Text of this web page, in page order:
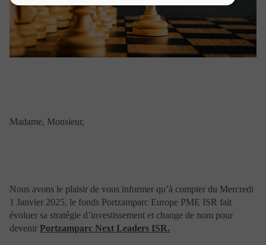
D’UTILISATION
Toutes les informations disponibles sur le site ont un
Nature de l’information disponible sur le
souscription de services ou de produits, notamment
services d’investissement, une sollicitation assimilable à
une opération de démarchage au sens de l’article L.
341-1 et suivants du Code monétaire et financier, une
offre d’achat ou de vente d’instruments financiers ou de
Madame, Monsieur,
Nous avons le plaisir de vous informer qu’à compter du Mercredi
1 Janvier 2025, le fonds Portzamparc Europe PME ISR fait
évoluer sa stratégie d’investissement et change de nom pour
devenir Portzamparc Next Leaders ISR.